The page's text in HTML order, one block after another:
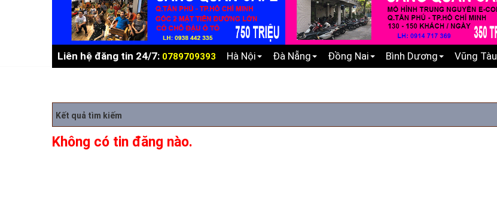
Liên hệ đăng tin 24/7: 0789709393 Hà Nội Đà Nẵng Đồng Nai Bình Dương Vũng Tàu
Kết quả tìm kiếm
Không có tin đăng nào.